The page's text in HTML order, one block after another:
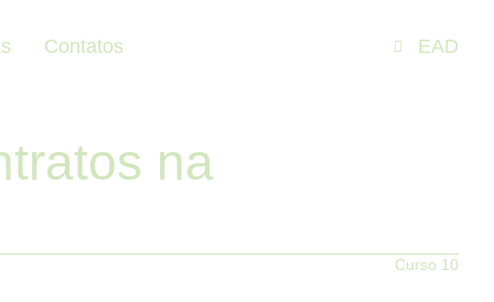
Contatos EAD
na
Curso 10